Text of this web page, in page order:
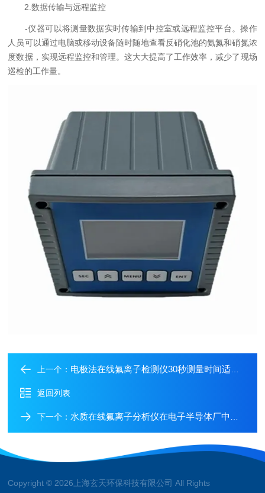
2.数据传输与远程监控
-仪器可以将测量数据实时传输到中控室或远程监控平台。操作
人员可以通过电脑或移动设备随时随地查看反硝化池的氨氮和硝氮浓
度数据，实现远程监控和管理。这大大提高了工作效率，减少了现场
巡检的工作量。
上一个： 电极法在线氟离子检测仪30秒测量时间适合水厂升级优选方案
返回列表
下一个： 水质在线氟离子分析仪在电子半导体厂中的应用场景介绍
Copyright © 2026上海玄天环保科技有限公司 All Rights